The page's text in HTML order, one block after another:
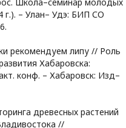
г.). – Улан– Удэ: БИП СО
рекомендуем липу // Роль
Хабаровска:
конф. – Хабаровск: Изд–
древесных растений
//